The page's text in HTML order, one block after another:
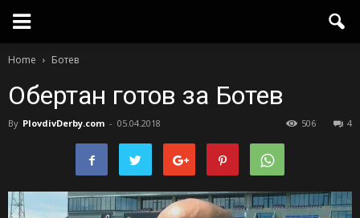
Home Ботев
Обертан готов за Ботев
By PlovdivDerby.com - 05.04.2018 4
506